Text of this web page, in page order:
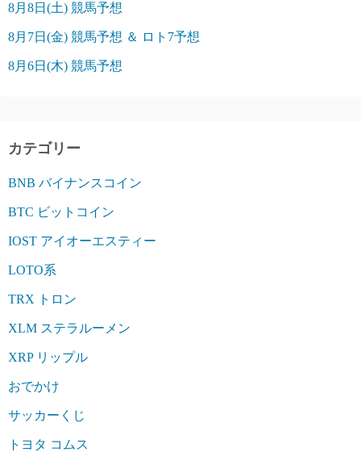
8月8日(土) 競馬予想
8月7日(金) 競馬予想 ＆ ロト7予想
8月6日(木) 競馬予想
カテゴリー
BNB バイナンスコイン
BTC ビットコイン
IOST アイオーエスティー
LOTO系
TRX トロン
XLM ステラルーメン
XRP リップル
おでかけ
サッカーくじ
トヨタ コムス